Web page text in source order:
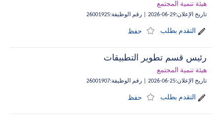
هيئة تنمية المجتمع
تاريخ الإعلان:
29-06-2026 رقم الوظيفة:
26001925
التقدم بطلب حفظ
رئيس قسم تطوير التطبيقات
هيئة تنمية المجتمع
تاريخ الإعلان:
25-06-2026 رقم الوظيفة:
26001907
التقدم بطلب حفظ